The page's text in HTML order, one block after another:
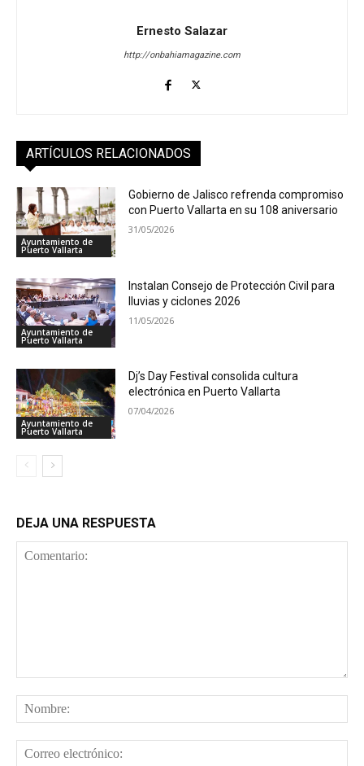
Ernesto Salazar
http://onbahiamagazine.com
ARTÍCULOS RELACIONADOS
Ayuntamiento de
Puerto Vallarta
Gobierno de Jalisco refrenda compromiso
con Puerto Vallarta en su 108 aniversario
31/05/2026
Ayuntamiento de
Puerto Vallarta
Instalan Consejo de Protección Civil para
lluvias y ciclones 2026
11/05/2026
Ayuntamiento de
Puerto Vallarta
Dj’s Day Festival consolida cultura
electrónica en Puerto Vallarta
07/04/2026
DEJA UNA RESPUESTA